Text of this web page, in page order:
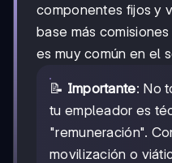
componentes fijos y
base más
es muy común en el
📝 Importante: No
tu empleador es
"remuneración".
movilización o